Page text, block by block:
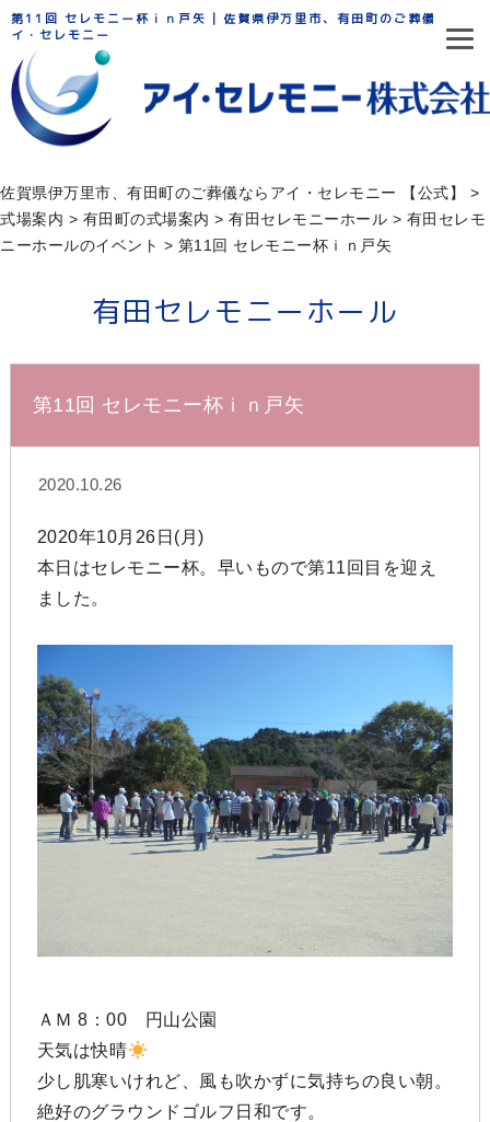
第11回 セレモニー杯ｉｎ戸矢 | 佐賀県伊万里市、有田町のご葬儀ならア
イ・セレモニー
佐賀県伊万里市、有田町のご葬儀ならアイ・セレモニー 【公式】
>
式場案内 > 有田町の式場案内 > 有田セレモニーホール > 有田セレモ
ニーホールのイベント > 第11回 セレモニー杯ｉｎ戸矢
有田セレモニーホール
第11回 セレモニー杯ｉｎ戸矢
2020.10.26
2020年10月26日(月)
本日はセレモニー杯。早いもので第11回目を迎え
ました。
ＡＭ 8：00 円山公園
天気は快晴
少し肌寒いけれど、風も吹かずに気持ちの良い朝。
絶好のグラウンドゴルフ日和です。